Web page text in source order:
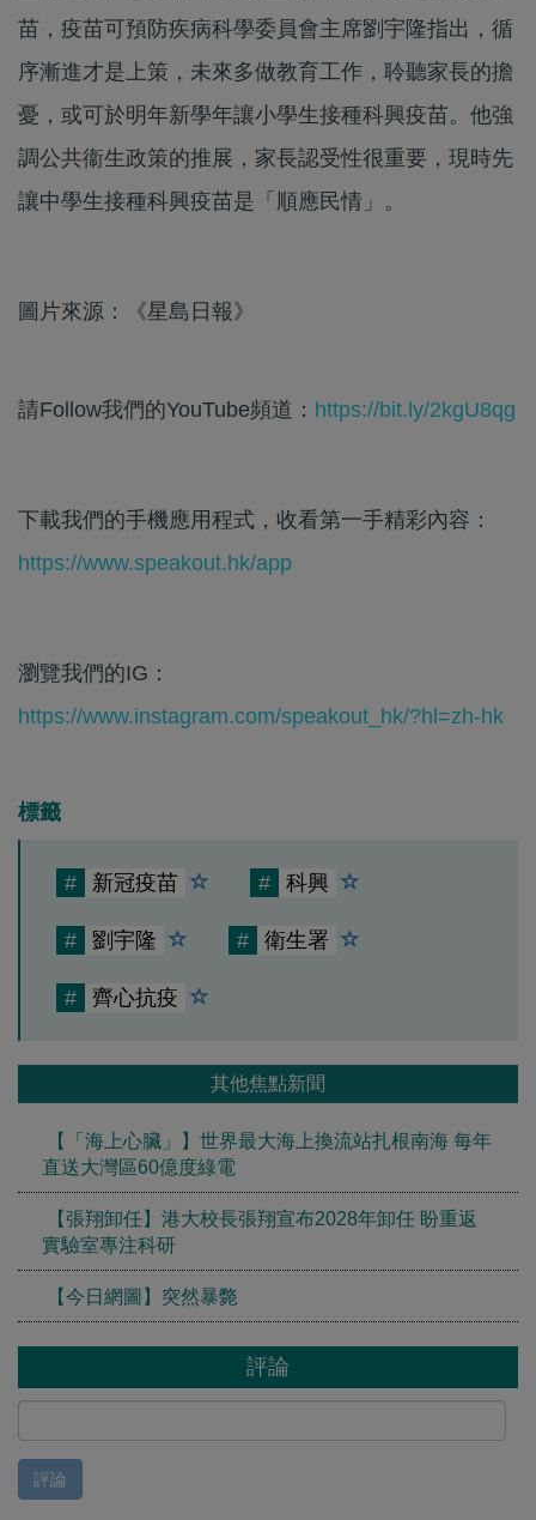
苗，疫苗可預防疾病科學委員會主席劉宇隆指出，循
序漸進才是上策，未來多做教育工作，聆聽家長的擔
憂，或可於明年新學年讓小學生接種科興疫苗。他強
調公共衞生政策的推展，家長認受性很重要，現時先
讓中學生接種科興疫苗是「順應民情」。
圖片來源：《星島日報》
請Follow我們的YouTube頻道： https://bit.ly/2kgU8qg
下載我們的手機應用程式，收看第一手精彩內容：
https://www.speakout.hk/app
瀏覽我們的IG：
https://www.instagram.com/speakout_hk/?hl=zh-hk
標籤
# 新冠疫苗 # 科興
# 劉宇隆 # 衛生署
# 齊心抗疫
其他焦點新聞
【「海上心臟」】世界最大海上換流站扎根南海 每年
直送大灣區60億度綠電
【張翔卸任】港大校長張翔宣布2028年卸任 盼重返
實驗室專注科研
【今日網圖】突然暴斃
評論
評論